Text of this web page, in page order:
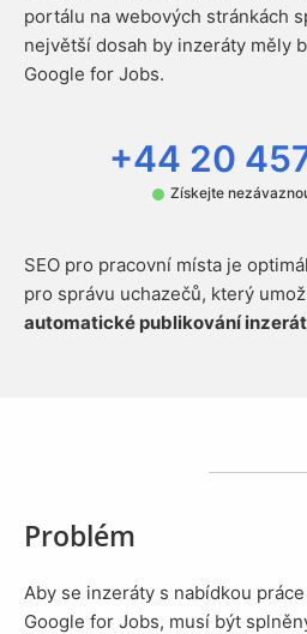
portálu na webových stránkách
největší dosah by inzeráty měly
Google for Jobs.
+44 20
Získejte
SEO pro pracovní místa je optimálním doplňkem systému
pro správu uchazečů, který
automatické publikování
Problém
Aby se inzeráty s nabídkou práce dostaly do vyhledávače
Google for Jobs, musí být